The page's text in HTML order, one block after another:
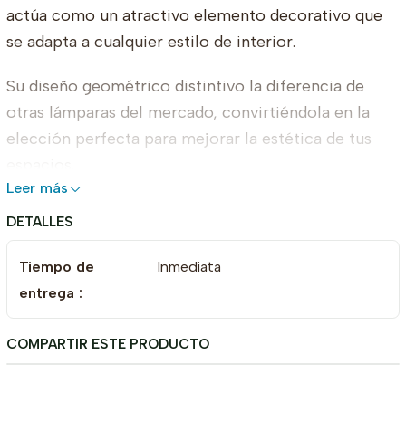
actúa como un atractivo elemento decorativo que
se adapta a cualquier estilo de interior.
Su diseño geométrico distintivo la diferencia de
otras lámparas del mercado, convirtiéndola en la
elección perfecta para mejorar la estética de tus
Descubre el placer de iluminar tu vida con la
Lámpara Prisma y transforma tus espacios en
lugares inolvidables.
Dimensiones
Leer más
DETALLES
Tiempo de
entrega :
Inmediata
COMPARTIR ESTE PRODUCTO